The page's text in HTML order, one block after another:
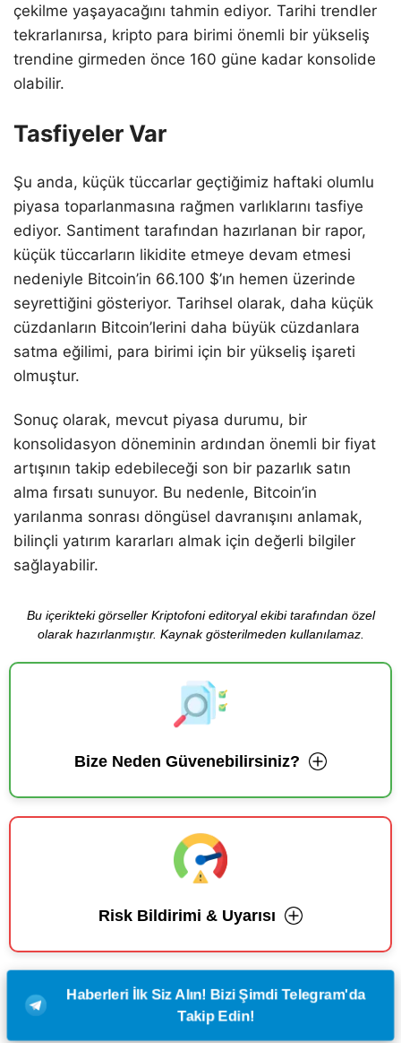
çekilme yaşayacağını tahmin ediyor. Tarihi trendler
tekrarlanırsa, kripto para birimi önemli bir yükseliş
trendine girmeden önce 160 güne kadar konsolide
olabilir.
Tasfiyeler Var
Şu anda, küçük tüccarlar geçtiğimiz haftaki olumlu
piyasa toparlanmasına rağmen varlıklarını tasfiye
ediyor. Santiment tarafından hazırlanan bir rapor,
küçük tüccarların likidite etmeye devam etmesi
nedeniyle Bitcoin’in 66.100 $’ın hemen üzerinde
seyrettiğini gösteriyor. Tarihsel olarak, daha küçük
cüzdanların Bitcoin’lerini daha büyük cüzdanlara
satma eğilimi, para birimi için bir yükseliş işareti
olmuştur.
Sonuç olarak, mevcut piyasa durumu, bir
konsolidasyon döneminin ardından önemli bir fiyat
artışının takip edebileceği son bir pazarlık satın
alma fırsatı sunuyor. Bu nedenle, Bitcoin’in
yarılanma sonrası döngüsel davranışını anlamak,
bilinçli yatırım kararları almak için değerli bilgiler
sağlayabilir.
Bu içerikteki görseller Kriptofoni editoryal ekibi tarafından özel
olarak hazırlanmıştır. Kaynak gösterilmeden kullanılamaz.
Bize Neden Güvenebilirsiniz?
Risk Bildirimi & Uyarısı
Haberleri İlk Siz Alın! Bizi Şimdi Telegram'da
Takip Edin!